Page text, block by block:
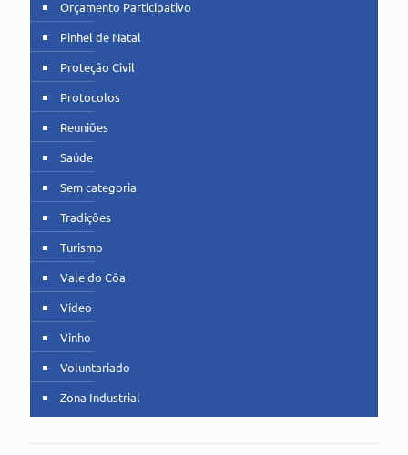
Orçamento Participativo
Pinhel de Natal
Proteção Civil
Protocolos
Reuniões
Saúde
Sem categoria
Tradições
Turismo
Vale do Côa
Vídeo
Vinho
Voluntariado
Zona Industrial